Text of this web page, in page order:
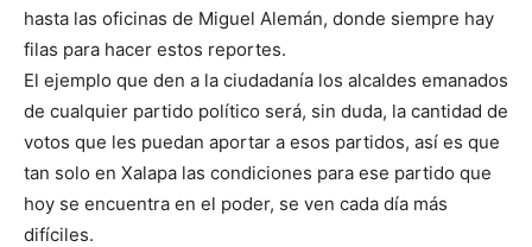
hasta las oficinas de Miguel Alemán, donde siempre hay
filas para hacer estos reportes.
El ejemplo que den a la ciudadanía los alcaldes emanados
de cualquier partido político será, sin duda, la cantidad de
votos que les puedan aportar a esos partidos, así es que
tan solo en Xalapa las condiciones para ese partido que
hoy se encuentra en el poder, se ven cada día más
difíciles.